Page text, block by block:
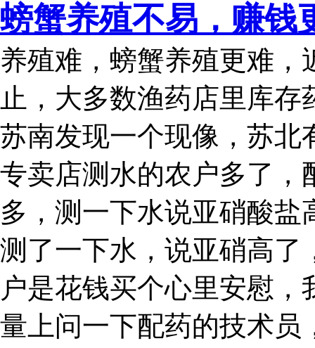
螃蟹养殖不易，赚钱
养殖难，螃蟹养殖更难
止，大多数渔药店里库
苏南发现一个现像，苏北
专卖店测水的农户多了，
多，测一下水说亚硝酸
测了一下水，说亚硝高了
户是花钱买个心里安慰
量上问一下配药的技术员